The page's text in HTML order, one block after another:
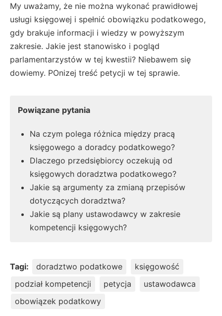
My uważamy, że nie można wykonać prawidłowej
usługi księgowej i spełnić obowiązku podatkowego,
gdy brakuje informacji i wiedzy w powyższym
zakresie. Jakie jest stanowisko i pogląd
parlamentarzystów w tej kwestii? Niebawem się
dowiemy. POnizej treść petycji w tej sprawie.
Powiązane pytania
Na czym polega różnica między pracą
księgowego a doradcy podatkowego?
Dlaczego przedsiębiorcy oczekują od
księgowych doradztwa podatkowego?
Jakie są argumenty za zmianą przepisów
dotyczących doradztwa?
Jakie są plany ustawodawcy w zakresie
kompetencji księgowych?
Tagi: doradztwo podatkowe
księgowość
podział kompetencji
petycja
ustawodawca
obowiązek podatkowy